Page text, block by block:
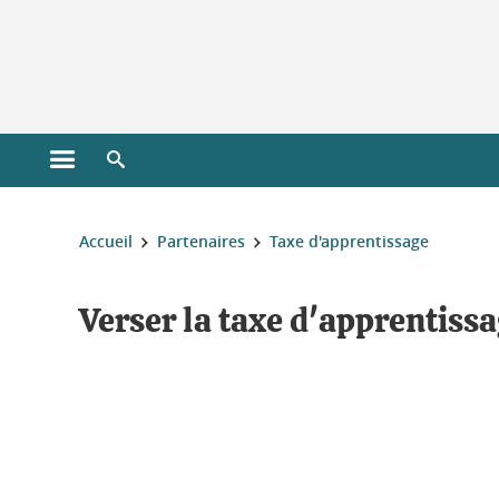
Ouvrir le menu principal
Vous êtes ici :
Accueil Partenaires Taxe d'apprentissage
Verser la taxe